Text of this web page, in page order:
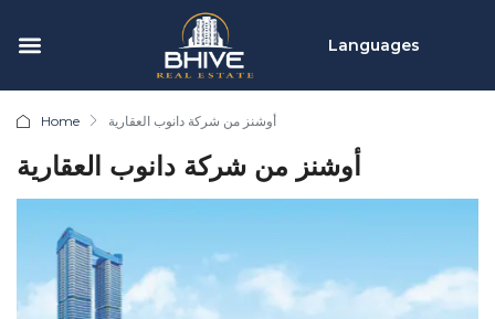
Languages
Home أوشنز من شركة دانوب العقارية
أوشنز من شركة دانوب العقارية